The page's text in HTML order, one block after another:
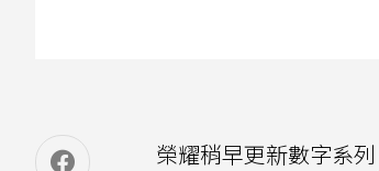
榮耀稍早更新數字系列